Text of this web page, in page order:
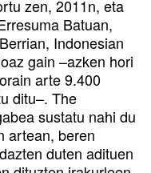
zen, 2011n, eta
Batuan,
Indonesian
gain –azken hori
arte 9.400
ditu–. The
sustatu nahi du
artean, beren
duten adituen